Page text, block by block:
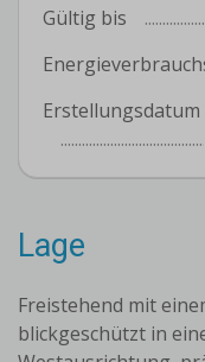
Gültig bis
Erstellungsdatum
Lage
Freistehend mit
blickgeschützt in